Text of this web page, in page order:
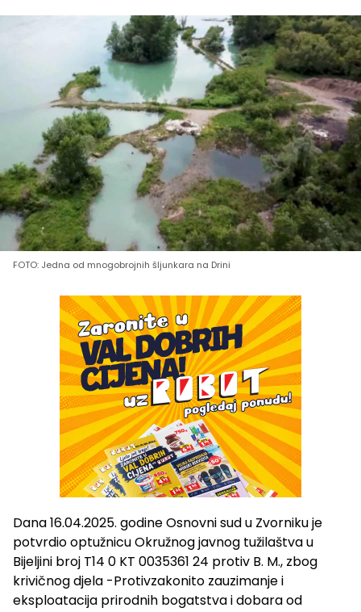
FOTO: Jedna od mnogobrojnih šljunkara na Drini
Dana 16.04.2025. godine Osnovni sud u Zvorniku je
potvrdio optužnicu Okružnog javnog tužilaštva u
Bijeljini broj T14 0 KT 0035361 24 protiv B. M., zbog
krivičnog djela -Protivzakonito zauzimanje i
eksploatacija prirodnih bogatstva i dobara od